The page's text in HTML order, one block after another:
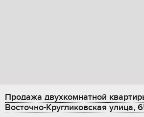
Продажа двухкомнатной
Восточно-Кругликовская улица,